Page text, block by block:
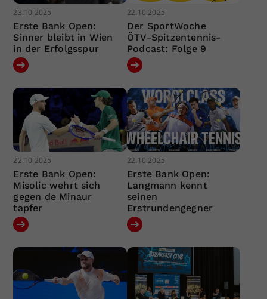
23.10.2025
Erste Bank Open:
Sinner bleibt in Wien
in der Erfolgsspur
22.10.2025
Der SportWoche
ÖTV-Spitzentennis-
Podcast: Folge 9
22.10.2025
Erste Bank Open:
Misolic wehrt sich
gegen de Minaur
tapfer
22.10.2025
Erste Bank Open:
Langmann kennt
seinen
Erstrundengegner